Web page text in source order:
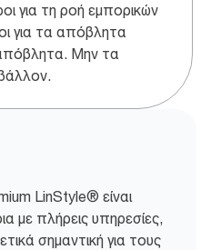
για τη ροή εμπορικών
για τα απόβλητα
Μην τα
LinStyle® είναι
με πλήρεις υπηρεσίες,
σημαντική για τους